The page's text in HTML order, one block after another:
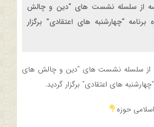
از سلسله نشست های “دین و چالش
“چهارشنبه های اعتقادی” برگزار
از سلسله نشست های “دین و چالش های
های اعتقادی” برگزار گردید.
حوزه